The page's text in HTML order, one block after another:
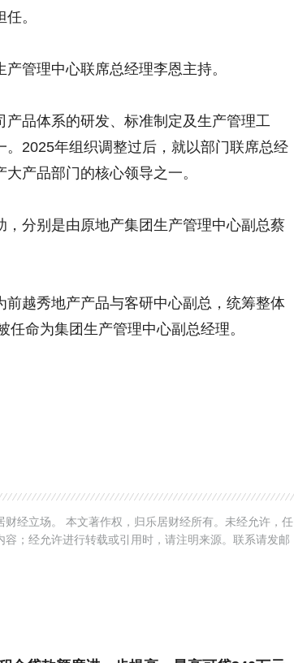
。
管理中心联席总经理李恩主持。
品体系的研发、标准制定及生产管理工
2025年组织调整过后，就以部门联席总经
产品部门的核心领导之一。
分别是由原地产集团生产管理中心副总蔡
越秀地产产品与客研中心副总，统筹整体
命为集团生产管理中心副总经理。
经立场。 本文著作权，归乐居财经所有。未经允许，任
；经允许进行转载或引用时，请注明来源。联系请发邮